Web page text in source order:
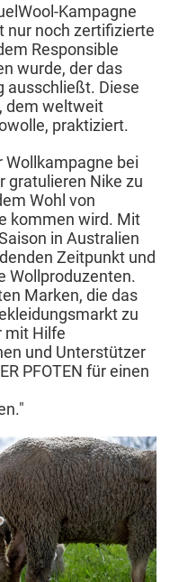
Kampagne
nur noch zertifizierte
Responsible
wurde, der das
ausschließt. Diese
dem weltweit
praktiziert.
Wollkampagne bei
gratulieren Nike zu
Wohl von
kommen wird. Mit
in Australien
Zeitpunkt und
Wollproduzenten.
Marken, die das
zu
mit Hilfe
und Unterstützer
PFOTEN für einen